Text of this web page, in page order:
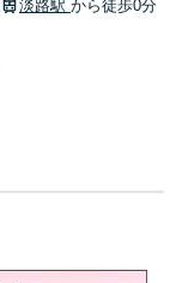
淡路駅 から徒歩0分